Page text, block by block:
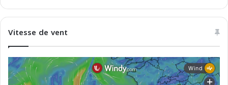
m
T
e
r
m
i
Vitesse de vent